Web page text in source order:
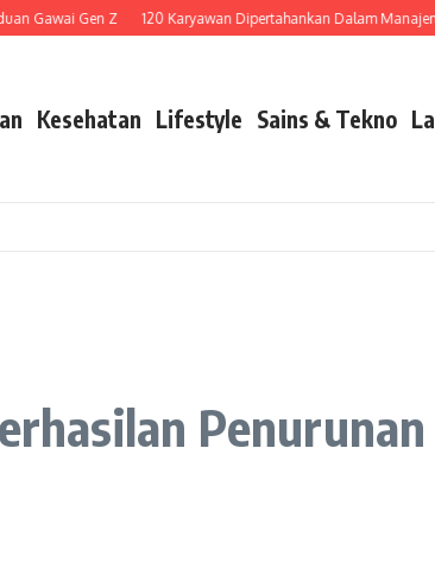
Gen Z 120 Karyawan Dipertahankan Dalam Manajemen
Kesehatan Lifestyle Sains & Tekno